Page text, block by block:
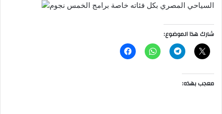
السياحي المصري بكل فئاته خاصة برامج الخمس نجوم
شارك هذا الموضوع:
معجب بهذه: